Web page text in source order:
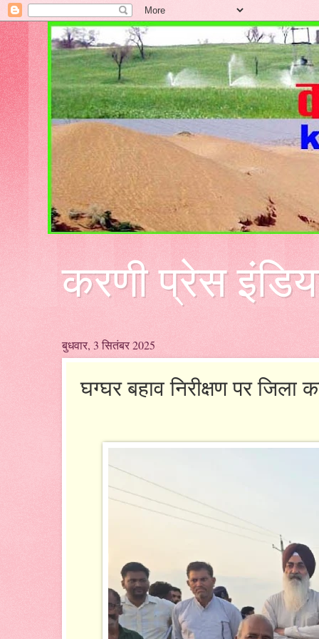
करणी प्रेस
बुधवार, 3 सितंबर 2025
घग्घर बहाव निरीक्षण पर